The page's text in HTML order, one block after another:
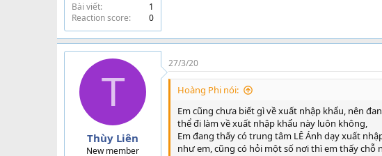
Bài viết
1
Reaction score
0
T
Thùy Liên
New member
27/3/20
Hoàng Phi nói:
Em cũng chưa biết gì về xuất nhập khẩu, nên
thể đi làm về xuất nhập khẩu này luôn không,
Em đang thấy có trung tâm LÊ Ánh dạy xuất
như em, cũng có hỏi một số nơi thì em thấy chỗ